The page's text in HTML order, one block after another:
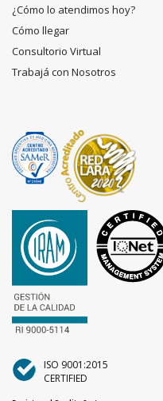
¿Cómo lo atendimos hoy?
Cómo llegar
Consultorio Virtual
Trabajá con Nosotros
ISO 9001:2015
CERTIFIED